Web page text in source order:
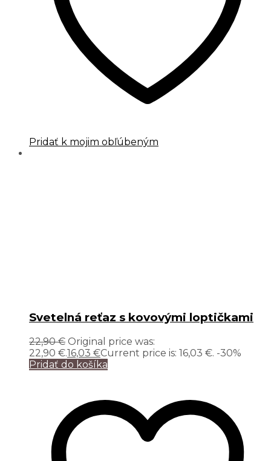
Pridať k mojim obľúbeným
Svetelná reťaz s kovovými loptičkami
22,90€ Original price was:
22,90 €.16,03 €Current price is: 16,03 €. -30%
Pridať do košíka